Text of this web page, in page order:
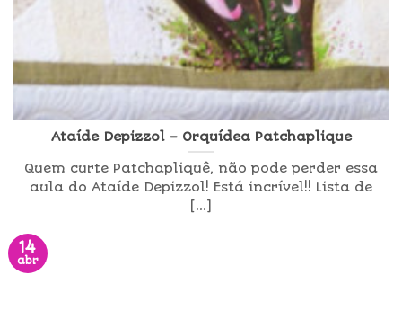
Ataíde Depizzol – Orquídea Patchaplique
Quem curte Patchapliquê, não pode perder essa
aula do Ataíde Depizzol! Está incrível!! Lista de
[...]
14
abr